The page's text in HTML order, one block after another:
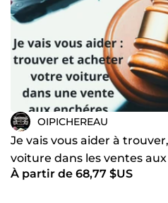
OIPICHEREAU
Je vais vous aider à
voiture dans les ventes
À partir de 68,77 $US